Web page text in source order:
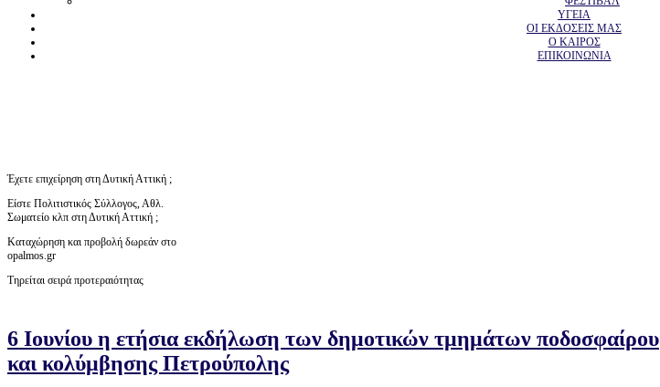
ΥΓΕΙΑ
ΟΙ ΕΚΔΟΣΕΙΣ ΜΑΣ
Ο ΚΑΙΡΟΣ
ΕΠΙΚΟΙΝΩΝΙΑ
Έχετε επιχείρηση στη Δυτική Αττική ;
Είστε Πολιτιστικός Σύλλογος, Αθλ.
Σωματείο κλπ στη Δυτική Αττική ;
Καταχώρηση και προβολή δωρεάν στο
opalmos.gr
Τηρείται σειρά προτεραιότητας
6 Ιουνίου η ετήσια εκδήλωση των δημοτικών τμημάτων ποδοσφαίρου
και κολύμβησης Πετρούπολης